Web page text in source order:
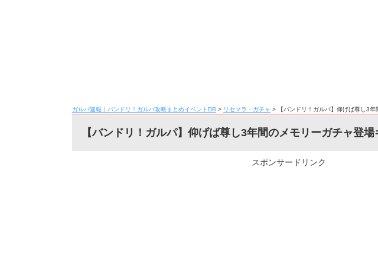
ガルパ速報｜バンドリ！ガルパ攻略まとめイベントDB > リセマラ・ガチャ > 【バンドリ！ガルパ】仰げば尊し3
【バンドリ！ガルパ】仰げば尊し3年間のメモリーガチャ登
スポンサードリンク